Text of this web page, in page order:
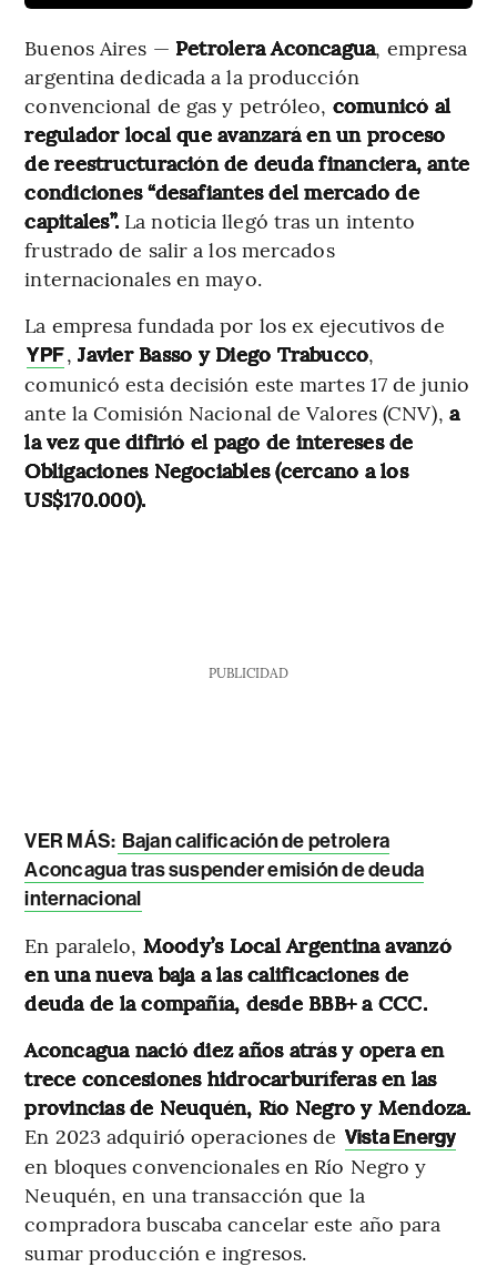
Buenos Aires — Petrolera Aconcagua, empresa
argentina dedicada a la producción
convencional de gas y petróleo, comunicó al
regulador local que avanzará en un proceso
de reestructuración de deuda financiera, ante
condiciones “desafiantes del mercado de
capitales”. La noticia llegó tras un intento
frustrado de salir a los mercados
internacionales en mayo.
La empresa fundada por los ex ejecutivos de
YPF, Javier Basso y Diego Trabucco,
comunicó esta decisión este martes 17 de junio
ante la Comisión Nacional de Valores (CNV), a
la vez que difirió el pago de intereses de
Obligaciones Negociables (cercano a los
US$170.000).
PUBLICIDAD
VER MÁS: Bajan calificación de petrolera
Aconcagua tras suspender emisión de deuda
internacional
En paralelo, Moody’s Local Argentina avanzó
en una nueva baja a las calificaciones de
deuda de la compañía, desde BBB+ a CCC.
Aconcagua nació diez años atrás y opera en
trece concesiones hidrocarburíferas en las
provincias de Neuquén, Río Negro y Mendoza.
En 2023 adquirió operaciones de Vista Energy
en bloques convencionales en Río Negro y
Neuquén, en una transacción que la
compradora buscaba cancelar este año para
sumar producción e ingresos.